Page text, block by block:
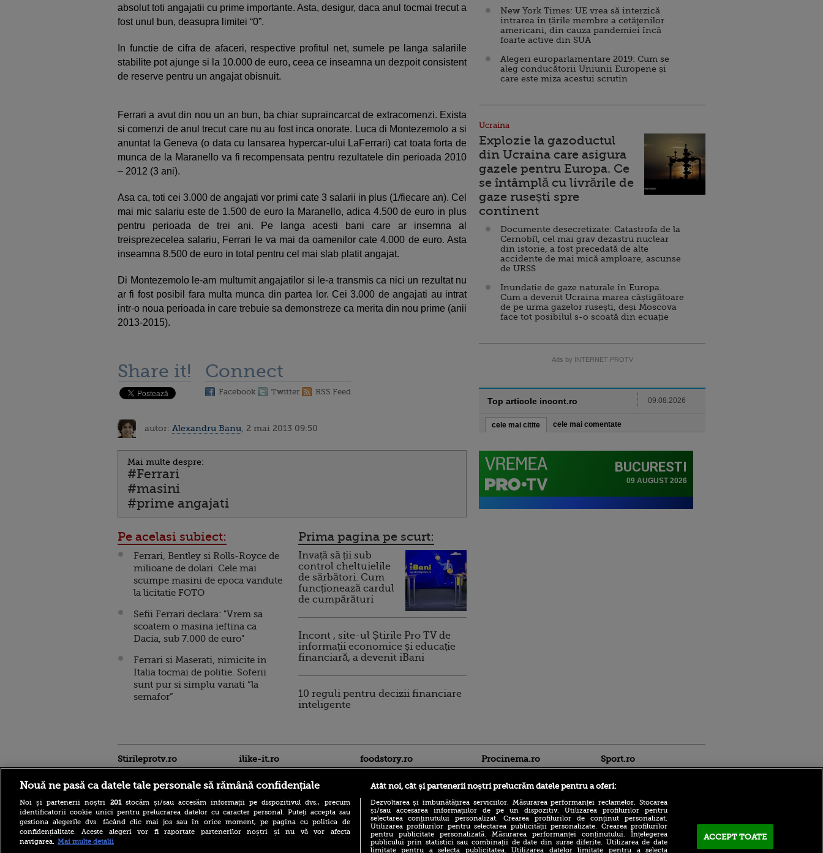
absolut toti angajatii cu prime importante. Asta, desigur, daca anul tocmai trecut a
fost unul bun, deasupra limitei “0”.
In functie de cifra de afaceri, respective profitul net, sumele pe langa salariile
stabilite pot ajunge si la 10.000 de euro, ceea ce inseamna un dezpoit consistent
de reserve pentru un angajat obisnuit.
Ferrari a avut din nou un an bun, ba chiar supraincarcat de extracomenzi. Exista
si comenzi de anul trecut care nu au fost inca onorate. Luca di Montezemolo a si
anuntat la Geneva (o data cu lansarea hypercar-ului LaFerrari) cat toata forta de
munca de la Maranello va fi recompensata pentru rezultatele din perioada 2010
– 2012 (3 ani).
Asa ca, toti cei 3.000 de angajati vor primi cate 3 salarii in plus (1/fiecare an). Cel
mai mic salariu este de 1.500 de euro la Maranello, adica 4.500 de euro in plus
pentru perioada de trei ani. Pe langa acesti bani care ar insemna al
treisprezecelea salariu, Ferrari le va mai da oamenilor cate 4.000 de euro. Asta
inseamna 8.500 de euro in total pentru cel mai slab platit angajat.
Di Montezemolo le-am multumit angajatilor si le-a transmis ca nici un rezultat nu
ar fi fost posibil fara multa munca din partea lor. Cei 3.000 de angajati au intrat
intr-o noua perioada in care trebuie sa demonstreze ca merita din nou prime (anii
2013-2015).
Share it! Connect
Facebook Twitter RSS Feed
autor: Alexandru Banu , 2 mai 2013 09:50
Mai multe despre:
#Ferrari
#masini
#prime angajati
Pe acelasi subiect:
Ferrari, Bentley si Rolls-Royce de
milioane de dolari. Cele mai
scumpe masini de epoca vandute
la licitatie FOTO
Sefii Ferrari declara: "Vrem sa
scoatem o masina ieftina ca
Dacia, sub 7.000 de euro"
Ferrari si Maserati, nimicite in
Italia tocmai de politie. Soferii
sunt pur si simplu vanati “la
semafor”
Prima pagina pe scurt:
Invață să ții sub
control cheltuielile
de sărbători. Cum
funcționează cardul
de cumpărături
Incont , site-ul Știrile Pro TV de
informații economice și educație
financiară, a devenit iBani
10 reguli pentru decizii financiare
inteligente
New York Times: UE vrea să interzică
intrarea în țările membre a cetăţenilor
americani, din cauza pandemiei încă
foarte active din SUA
Alegeri europarlamentare 2019: Cum se
aleg conducătorii Uniunii Europene și
care este miza acestui scrutin
Ucraina
Explozie la gazoductul
din Ucraina care asigura
gazele pentru Europa. Ce
se întâmplă cu livrările de
gaze rusești spre
continent
Documente desecretizate: Catastrofa de la
Cernobîl, cel mai grav dezastru nuclear
din istorie, a fost precedată de alte
accidente de mai mică amploare, ascunse
de URSS
Inundație de gaze naturale în Europa.
Cum a devenit Ucraina marea câștigătoare
de pe urma gazelor rusești, deși Moscova
face tot posibilul s-o scoată din ecuație
Ads by INTERNET PROTV
Top articole incont.ro 09.08.2026
cele mai citite cele mai comentate
Stirileprotv.ro ilike-it.ro foodstory.ro
(P) Descoperă Lumea
Procinema.ro Sport.ro
Nuno Campos a vorbit
Nouă ne pasă ca datele tale personale să rămână confidențiale
Noi și partenerii noștri 201stocăm și/sau accesăm informații pe dispozitivul dvs., precum
identificatorii cookie unici pentru prelucrarea datelor cu caracter personal. Puteți accepta sau
gestiona alegerile dvs. făcând clic mai jos sau în orice moment, pe pagina cu politica de
confidențialitate. Aceste alegeri vor fi raportate partenerilor noștri și nu vă vor afecta
navigarea. Mai multe detalii
Atât noi, cât și partenerii noștri prelucrăm datele pentru a oferi:
Dezvoltarea și îmbunătățirea serviciilor. Măsurarea performanței reclamelor. Stocarea
și/sau accesarea informațiilor de pe un dispozitiv. Utilizarea profilurilor pentru
selectarea conținutului personalizat. Crearea profilurilor de conținut personalizat.
Utilizarea profilurilor pentru selectarea publicității personalizate. Crearea profilurilor
pentru publicitate personalizată. Măsurarea performanței conținutului. Înțelegerea
publicului prin statistici sau combinații de date din surse diferite. Utilizarea de date
limitate pentru a selecta publicitatea. Utilizarea datelor limitate pentru a selecta
ACCEPT TOATE